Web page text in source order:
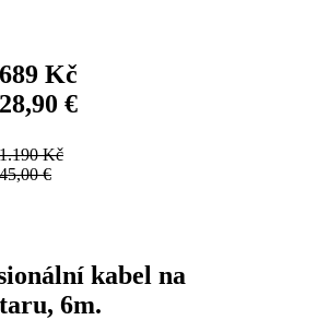
689 Kč
28,90 €
1.190 Kč
45,00 €
kabel na
6m.